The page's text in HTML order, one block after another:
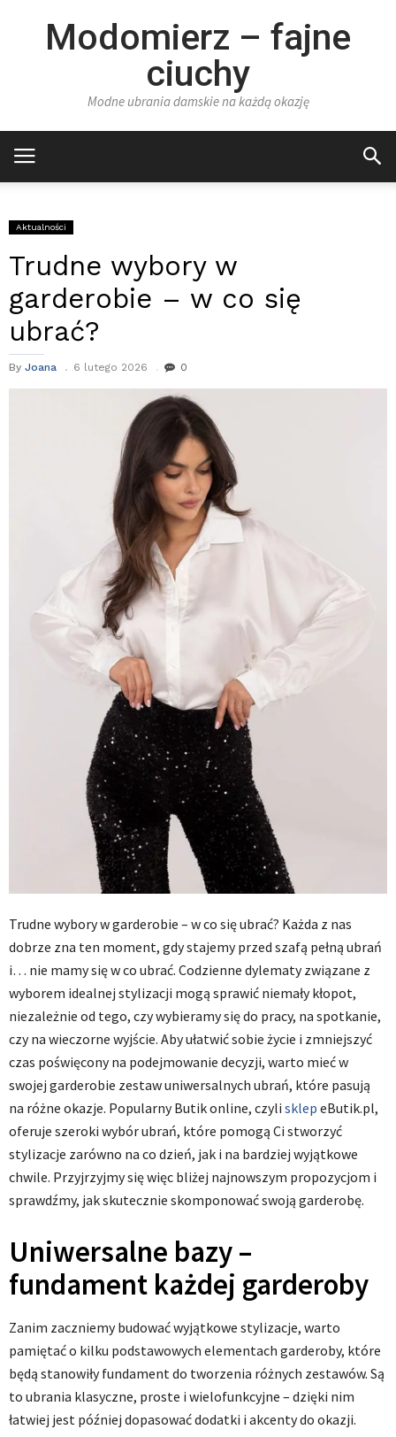
Modomierz – fajne
ciuchy
Modne ubrania damskie na każdą okazję
Aktualności
Trudne wybory w
garderobie – w co się
ubrać?
By Joana 6 lutego 2026 0
Trudne wybory w garderobie – w co się ubrać? Każda z nas
dobrze zna ten moment, gdy stajemy przed szafą pełną ubrań
i… nie mamy się w co ubrać. Codzienne dylematy związane z
wyborem idealnej stylizacji mogą sprawić niemały kłopot,
niezależnie od tego, czy wybieramy się do pracy, na spotkanie,
czy na wieczorne wyjście. Aby ułatwić sobie życie i zmniejszyć
czas poświęcony na podejmowanie decyzji, warto mieć w
swojej garderobie zestaw uniwersalnych ubrań, które pasują
na różne okazje. Popularny Butik online, czyli sklep eButik.pl,
oferuje szeroki wybór ubrań, które pomogą Ci stworzyć
stylizacje zarówno na co dzień, jak i na bardziej wyjątkowe
chwile. Przyjrzyjmy się więc bliżej najnowszym propozycjom i
sprawdźmy, jak skutecznie skomponować swoją garderobę.
Uniwersalne bazy –
fundament każdej garderoby
Zanim zaczniemy budować wyjątkowe stylizacje, warto
pamiętać o kilku podstawowych elementach garderoby, które
będą stanowiły fundament do tworzenia różnych zestawów. Są
to ubrania klasyczne, proste i wielofunkcyjne – dzięki nim
łatwiej jest później dopasować dodatki i akcenty do okazji.